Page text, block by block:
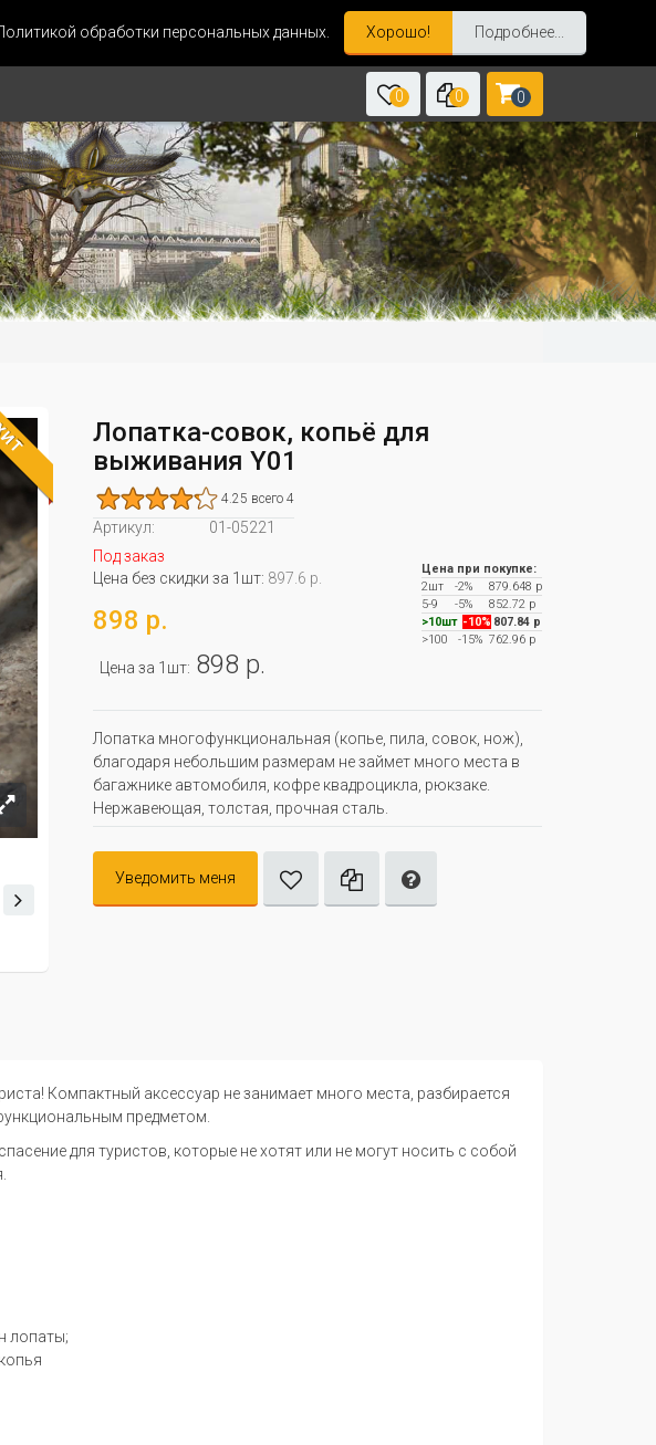
обработки персональных данных. Хорошо! Подробнее...
0 0 0
Лопатка-совок, копьё для
выживания Y01
4.25 всего 4
Артикул:
01-05221
Под заказ
Цена без скидки за 1шт: 897.6 р.
898 р.
Цена за 1шт: 898 р.
Цена при покупке:
2шт
-2%
879.648 р
5-9
-5%
852.72 р
>10шт -10% 807.84 р
>100
-15%762.96 р
Лопатка многофункциональная (копье, пила, совок, нож),
благодаря небольшим размерам не займет много места в
багажнике автомобиля, кофре квадроцикла, рюкзаке.
Нержавеющая, толстая, прочная сталь.
Уведомить меня
Компактный аксессуар не занимает много места, разбирается
предметом.
для туристов, которые не хотят или не могут носить с собой
лопаты;